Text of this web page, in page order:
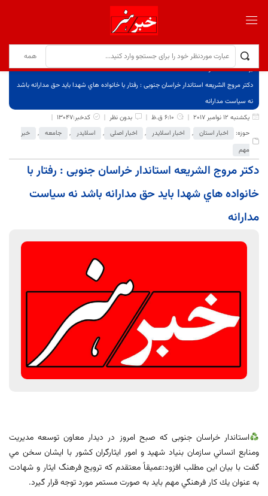
برگ نخست
نوشته‌ها
دکتر مروج الشریعه استاندار خراسان جنوبی : رفتار با خانواده هاي شهدا بايد حق مدارانه باشد
نه سياست مدارانه
یکشنبه 12 نوامبر 2017
6:10 ق.ظ بدون نظر
کدخبر:13047
حوزه:
اخبار استان , اخبار اسلایدر , اخبار اصلی , اسلایدر , جامعه ,
خبر
مهم
دکتر مروج الشریعه استاندار خراسان جنوبی : رفتار با
خانواده هاي شهدا بايد حق مدارانه باشد نه سياست
مدارانه
استاندار خراسان جنوبی که صبح امروز در دیدار معاون توسعه مدیريت
ومنابع انساني سازمان بنياد شهيد و امور ايثارگران کشور با ايشان سخن مي
گفت با بيان اين مطلب افزود:عميقاً معتقدم که ترويج فرهنگ ايثار و شهادت
به عنوان يك كار فرهنگي مهم بايد به صورت مستمر مورد توجه قرار گيرد.